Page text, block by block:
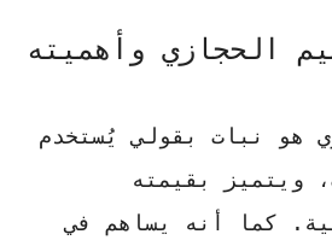
الحجازي وأهميته
هو نبات بقولي يُستخدم
ويتميز بقيمته
كما أنه يساهم في